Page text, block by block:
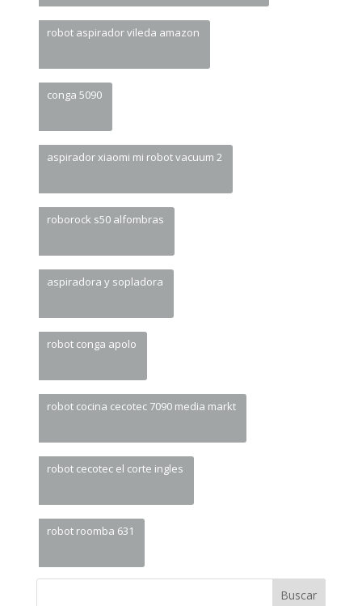
robot aspirador vileda amazon
conga 5090
aspirador xiaomi mi robot vacuum 2
roborock s50 alfombras
aspiradora y sopladora
robot conga apolo
robot cocina cecotec 7090 media markt
robot cecotec el corte ingles
robot roomba 631
Buscar